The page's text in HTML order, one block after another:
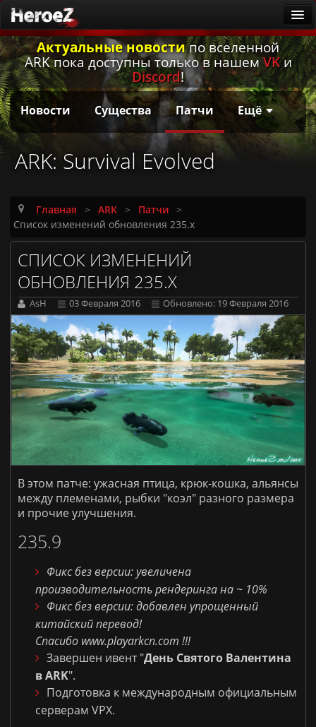
ARK
Новости
Существа
Патчи
Гайды
Калькулятор приручения
Заметки первопроходцев
Она ждёт
Игровые серверы
ARK: Survival Ascended [PvE]
ARK: Survival Evolved [PvE]
Донат
Правила
Актуальные новостипо вселенной
ARK пока доступны только в нашемVKи
Discord!
Новости Существа Патчи Ещё
ARK: Survival Evolved
Главная > ARK > Патчи >
Список изменений обновления 235.x
СПИСОК ИЗМЕНЕНИЙ
ОБНОВЛЕНИЯ 235.X
AsH 03 Февраля 2016 Обновлено: 19 Февраля 2016
В этом патче: ужасная птица, крюк-кошка, альянсы
между племенами, рыбки "коэл" разного размера
и прочие улучшения.
235.9
Фикс без версии: увеличена
производительность рендеринга на ~ 10%
Фикс без версии: добавлен упрощенный
китайский перевод!
Спасибо www.playarkcn.com !!!
Завершен ивент "День Святого Валентина
вARK".
Подготовка к международным официальным
серверам VPX.